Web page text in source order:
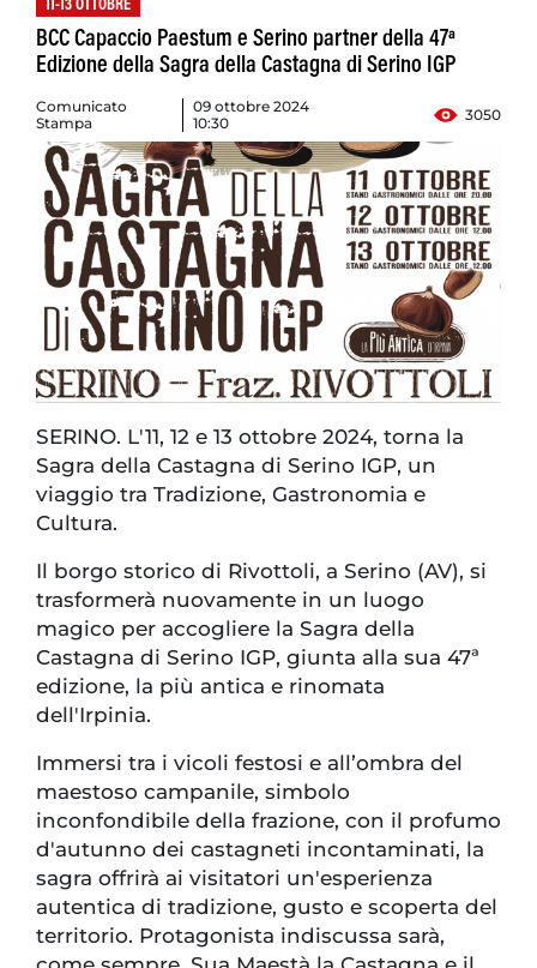
11-13 OTTOBRE
BCC Capaccio Paestum e Serino partner della 47ª
Edizione della Sagra della Castagna di Serino IGP
Comunicato
Stampa
09 ottobre 2024
10:30
3050
SERINO. L'11, 12 e 13 ottobre 2024, torna la
Sagra della Castagna di Serino IGP, un
viaggio tra Tradizione, Gastronomia e
Cultura.
Il borgo storico di Rivottoli, a Serino (AV), si
trasformerà nuovamente in un luogo
magico per accogliere la Sagra della
Castagna di Serino IGP, giunta alla sua 47ª
edizione, la più antica e rinomata
dell'Irpinia.
Immersi tra i vicoli festosi e all’ombra del
maestoso campanile, simbolo
inconfondibile della frazione, con il profumo
d'autunno dei castagneti incontaminati, la
sagra offrirà ai visitatori un'esperienza
autentica di tradizione, gusto e scoperta del
territorio. Protagonista indiscussa sarà,